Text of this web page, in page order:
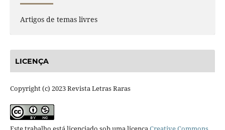
Artigos de temas livres
LICENÇA
Copyright (c) 2023 Revista Letras Raras